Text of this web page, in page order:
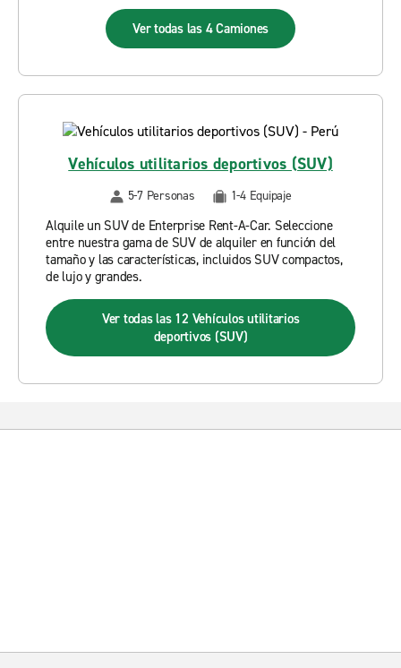
Ver todas las 4 Camiones
Vehículos utilitarios deportivos (SUV)
5-7 Personas 1-4 Equipaje
Alquile un SUV de Enterprise Rent-A-Car. Seleccione
entre nuestra gama de SUV de alquiler en función del
tamaño y las características, incluidos SUV compactos,
de lujo y grandes.
Ver todas las 12 Vehículos utilitarios
deportivos (SUV)